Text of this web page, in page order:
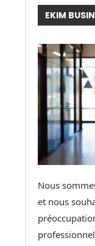
EKIM
Nous
et nous